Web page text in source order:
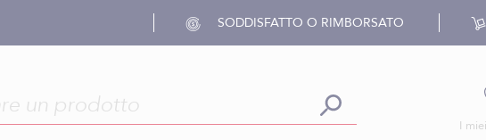
SODDISFATTO O RIMBORSATO
I